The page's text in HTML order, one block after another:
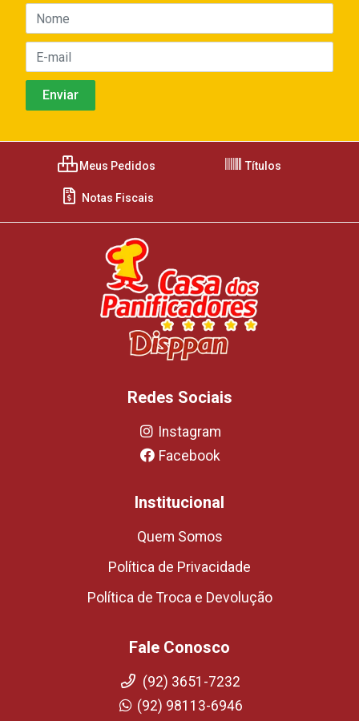
Meus Pedidos Títulos
Notas Fiscais
Redes Sociais
Instagram
Facebook
Institucional
Quem Somos
Política de Privacidade
Política de Troca e Devolução
Fale Conosco
(92) 3651-7232
(92) 98113-6946